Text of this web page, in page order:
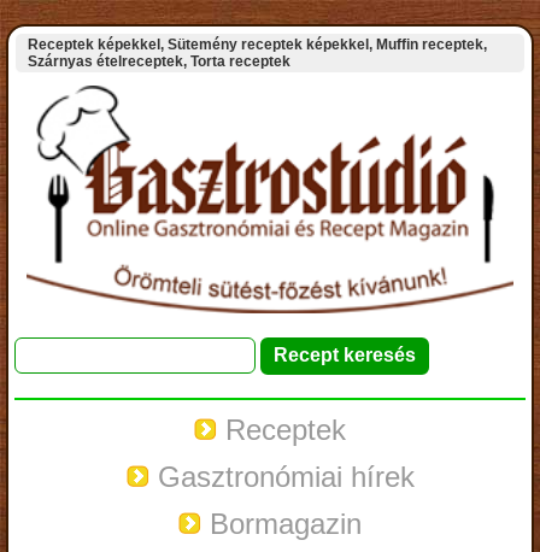
Receptek képekkel, Sütemény receptek képekkel, Muffin receptek,
Szárnyas ételreceptek, Torta receptek
Receptek
Gasztronómiai hírek
Bormagazin